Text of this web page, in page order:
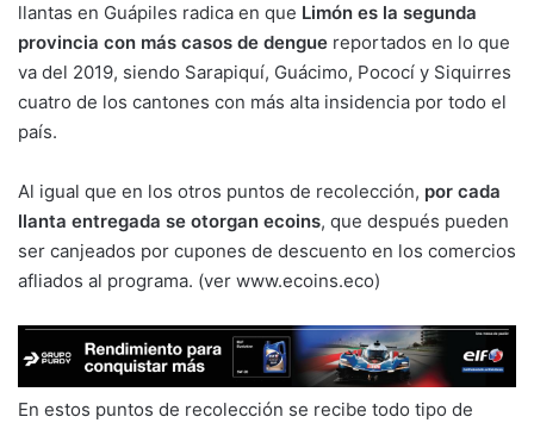
llantas en Guápiles radica en que Limón es la segunda
provincia con más casos de dengue reportados en lo que
va del 2019, siendo Sarapiquí, Guácimo, Pococí y Siquirres
cuatro de los cantones con más alta insidencia por todo el
país.
Al igual que en los otros puntos de recolección, por cada
llanta entregada se otorgan ecoins, que después pueden
ser canjeados por cupones de descuento en los comercios
afliados al programa. (ver www.ecoins.eco)
En estos puntos de recolección se recibe todo tipo de